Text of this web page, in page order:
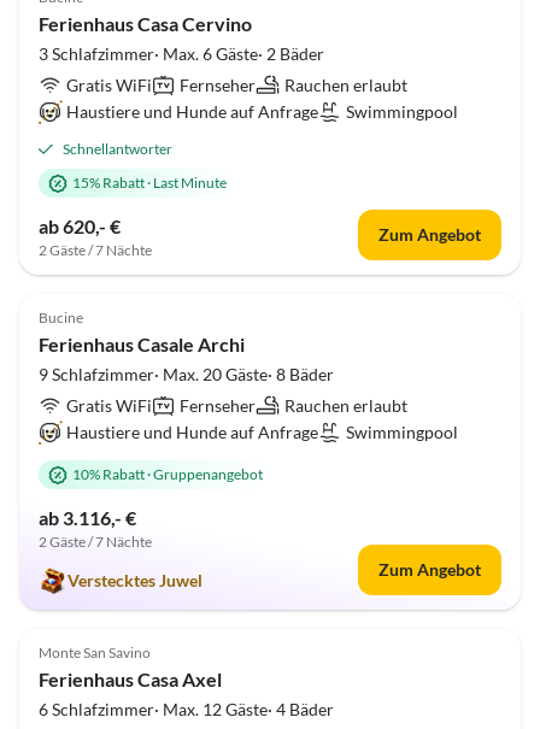
Ferienhaus Casa Cervino
3 Schlafzimmer· Max. 6 Gäste· 2 Bäder
Gratis WiFi
Fernseher
Rauchen erlaubt
Haustiere und Hunde auf Anfrage
Swimmingpool
Schnellantworter
15% Rabatt· Last Minute
ab 620,- €
2 Gäste / 7 Nächte
Zum Angebot
Top-Inserat
5.0 (1)
Bucine
Ferienhaus Casale Archi
9 Schlafzimmer· Max. 20 Gäste· 8 Bäder
Gratis WiFi
Fernseher
Rauchen erlaubt
Haustiere und Hunde auf Anfrage
Swimmingpool
10% Rabatt·Gruppenangebot
ab 3.116,- €
2 Gäste / 7 Nächte
Verstecktes Juwel
Zum Angebot
Top-Inserat
Monte San Savino
Ferienhaus Casa Axel
6 Schlafzimmer· Max. 12 Gäste· 4 Bäder